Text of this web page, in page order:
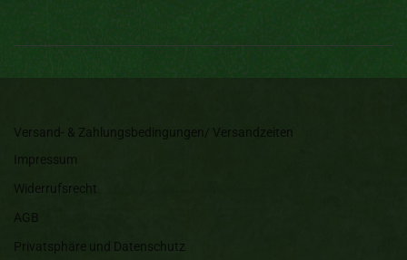
Versand- & Zahlungsbedingungen/ Versandzeiten
Impressum
Widerrufsrecht
AGB
Privatsphäre und Datenschutz